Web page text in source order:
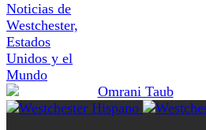
Noticias de
Westchester,
Estados
Unidos y el
Mundo